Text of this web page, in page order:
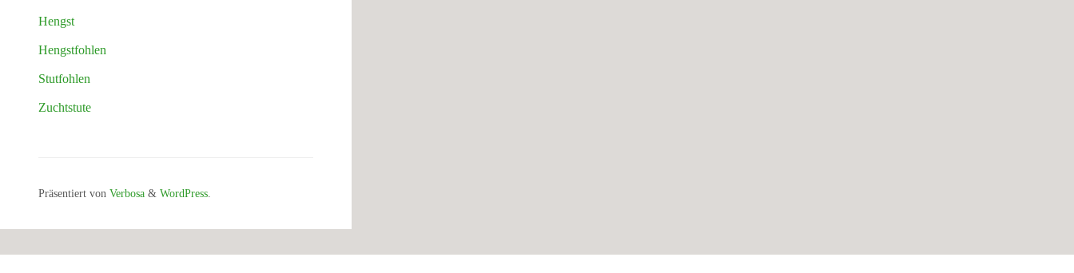
Hengst
Hengstfohlen
Stutfohlen
Zuchtstute
Präsentiert von Verbosa & WordPress